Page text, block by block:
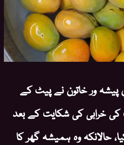
ور خاتون نے پیٹ کے
کی خرابی کی شکایت کے بعد
حالانکہ وہ ہمیشہ گھر کا